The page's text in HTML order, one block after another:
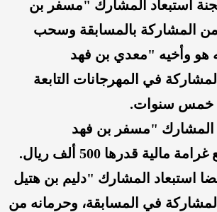
استبعاد المشارك "مسفر بن
المشاركة بالمسابقة وسحب
هو وأخيه "معدي بن فهد
في المهرجانات التابعة
خمس سنوات.
المشارك "مسفر بن فهد
قدرها 500 ألف ريال.
استبعاد المشارك "دليم بن هتيل
في المسابقة، وحرمانه من